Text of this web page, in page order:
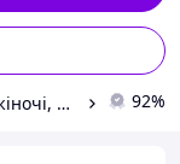
Продавец Скарбниця Карпат - чоловічі, жіночі, дитячі вишиванки, гердани, ручної роботи 92%